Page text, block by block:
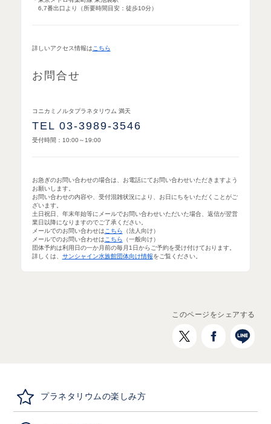
6,7番出口より（所要時間目安：徒歩10分）
詳しいアクセス情報は こちら
お問合せ
コニカミノルタプラネタリウム 満天
TEL 03-3989-3546
受付時間：10:00～19:00
お急ぎのお問い合わせの場合は、お電話にてお問い合わせいただきますよう
お願いします。
お問い合わせの内容や、受付混雑状況により、お日にちをいただくことがご
ざいます。
土日祝日、年末年始等にメールでお問い合わせいただいた場合、返信が翌営
業日以降になりますのでご了承ください。
メールでのお問い合わせは こちら （法人向け）
メールでのお問い合わせは こちら （一般向け）
団体予約は利用日の一か月前の毎月1日からご予約を受け付けております。
詳しくは、 サンシャイン水族館団体向け情報をご覧ください。
このページをシェアする
プラネタリウムの楽しみ方